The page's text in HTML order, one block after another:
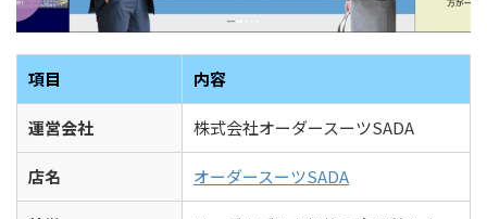
項目 内容
運営会社 株式会社オーダースーツSADA
店名 オーダースーツSADA